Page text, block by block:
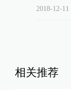
2018-12-11
相关推荐